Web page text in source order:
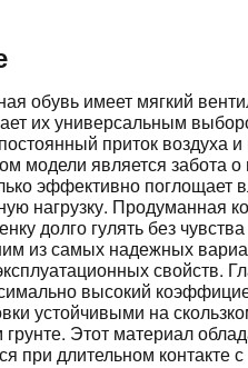
обувь имеет мягкий
их универсальным
приток воздуха
модели является забота о
эффективно поглощает
нагрузку. Продуманная
долго гулять без
из самых надежных
свойств.
высокий
устойчивыми на
Этот материал
при длительном контакте